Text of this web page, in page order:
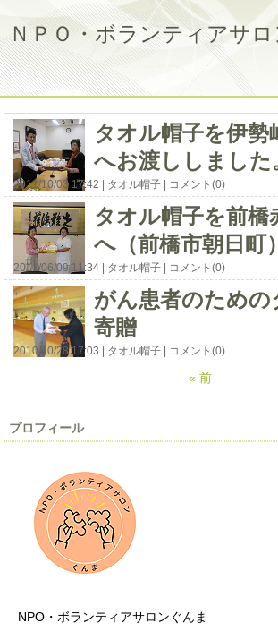
ＮＰＯ・ボランティアサロ
タオル帽子を伊勢
へお渡ししました
2011/10/03 17:42 タオル帽子 コメント(0)
タオル帽子を前橋
へ（前橋市朝日町）
2011/06/09 11:34 タオル帽子 コメント(0)
がん患者のための
寄贈
2010/10/28 17:03 タオル帽子 コメント(0)
« 前
プロフィール
NPO・ボランティアサロンぐんま